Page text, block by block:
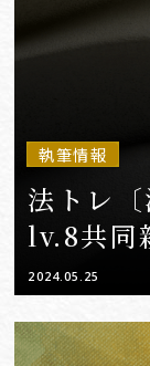
執筆情報
法トレ〔
lv.8共同
2024.05.25